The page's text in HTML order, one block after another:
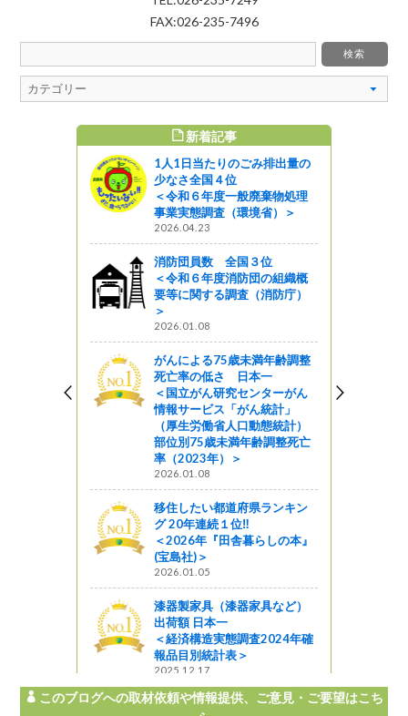
FAX:026-235-7496
新着記事
1人1日当たりのごみ排出量の
少なさ全国４位
＜令和６年度一般廃棄物処理
事業実態調査（環境省）＞
2026.04.23
消防団員数 全国３位
＜令和６年度消防団の組織概
要等に関する調査（消防庁）
＞
2026.01.08
がんによる75歳未満年齢調整
死亡率の低さ 日本一
＜国立がん研究センターがん
情報サービス「がん統計」
（厚生労働省人口動態統計）
部位別75歳未満年齢調整死亡
率（2023年）＞
2026.01.08
移住したい都道府県ランキン
グ 20年連続１位‼
＜2026年『田舎暮らしの本』
(宝島社)＞
2026.01.05
漆器製家具（漆器家具など）
出荷額 日本一
＜経済構造実態調査2024年確
報品目別統計表＞
2025.12.17
このブログへの取材依頼や情報提供、ご意見・ご要望はこち